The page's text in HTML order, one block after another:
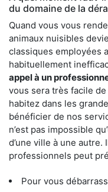
du domaine de la
Quand vous vous
animaux nuisibles
classiques employées
habituellement
appel à un
vous sera très facile
habitez dans les
bénéficier de nos
n’est pas impossible
d’une ville à une
professionnels peut
Pour vous